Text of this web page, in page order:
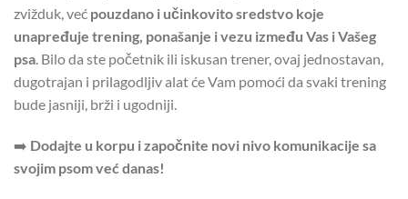
zvižduk, već pouzdano i učinkovito sredstvo koje
unapređuje trening, ponašanje i vezu između Vas i Vašeg
psa . Bilo da ste početnik ili iskusan trener, ovaj jednostavan,
dugotrajan i prilagodljiv alat će Vam pomoći da svaki trening
bude jasniji, brži i ugodniji.
➡️ Dodajte u korpu i započnite novi nivo komunikacije sa
svojim psom već danas!